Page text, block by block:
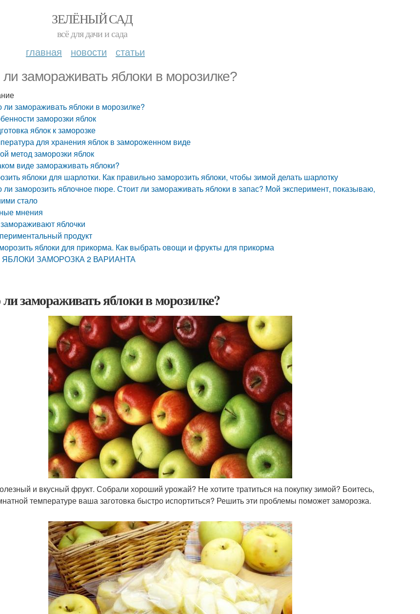
ЗЕЛЁНЫЙ САД
всё для дачи и сада
главная новости статьи
замораживать яблоки в морозилке?
замораживать яблоки в морозилке?
заморозки яблок
яблок к заморозке
для хранения яблок в замороженном виде
метод заморозки яблок
виде замораживать яблоки?
яблоки для шарлотки. Как правильно заморозить яблоки, чтобы зимой делать шарлотку
заморозить яблочное пюре. Стоит ли замораживать яблоки в запас? Мой эксперимент, показываю,
стало
мнения
яблочки
продукт
яблоки для прикорма. Как выбрать овощи и фрукты для прикорма
ЯБЛОКИ ЗАМОРОЗКА 2 ВАРИАНТА
замораживать яблоки в морозилке?
и вкусный фрукт. Собрали хороший урожай? Не хотите тратиться на покупку зимой? Боитесь,
температуре ваша заготовка быстро испортиться? Решить эти проблемы поможет заморозка.